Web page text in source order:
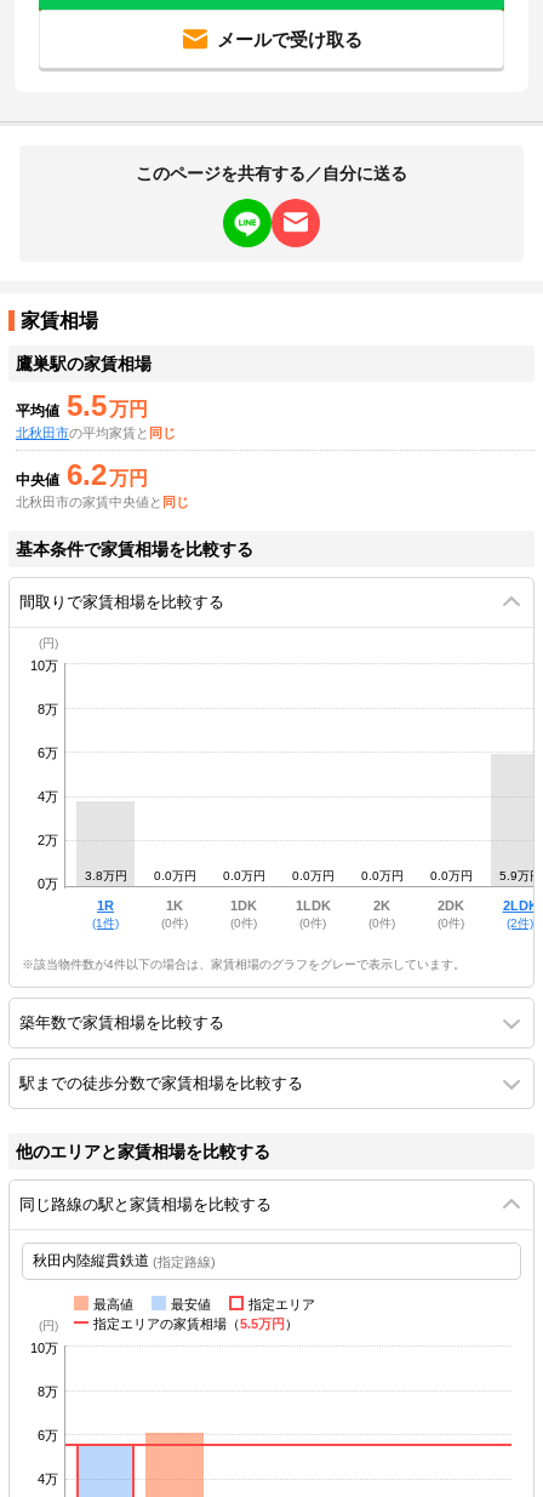
メールで受け取る
このページを共有する／自分に送る
家賃相場
鷹巣駅の家賃相場
平均値 5.5万円
北秋田市の平均家賃と 同じ
中央値 6.2万円
北秋田市の家賃中央値と 同じ
基本条件で家賃相場を比較する
間取りで家賃相場を比較する
10万
8万
6万
4万
2万
0万
3.8万円 0.0万円 0.0万円 0.0万円 0.0万円 0.0万円 5.9万円
1R
(1件)
1K
(0件)
1DK
(0件)
1LDK
(0件)
2K
(0件)
2DK
(0件)
2LDK
(2件)
※該当物件数が4件以下の場合は、家賃相場のグラフをグレーで表示しています。
築年数で家賃相場を比較する
駅までの徒歩分数で家賃相場を比較する
他のエリアと家賃相場を比較する
同じ路線の駅と家賃相場を比較する
(指定路線)
最高値 最安値
指定エリア
指定エリアの家賃相場（5.5万円 ）
10万
8万
6万
4万